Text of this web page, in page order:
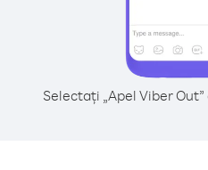
Selectați „Apel Viber